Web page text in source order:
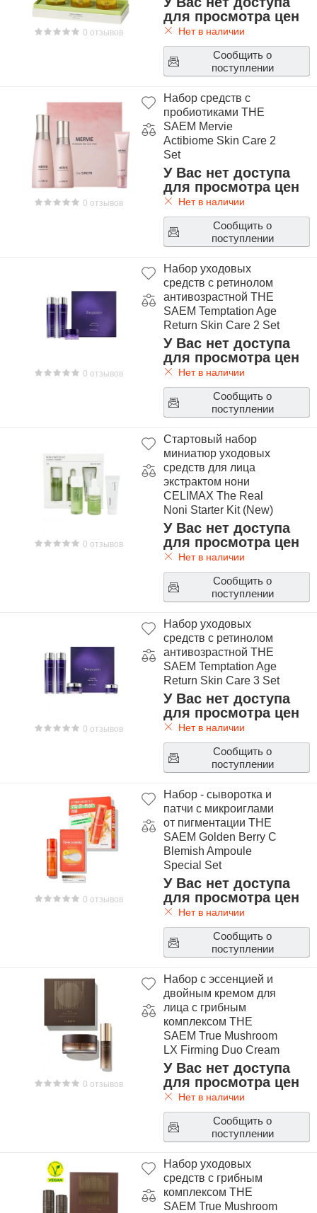
0 отзывов
для просмотра цен
Нет в наличии
Сообщить о
поступлении
0 отзывов
Набор средств с
пробиотиками THE
SAEM Mervie
Actibiome Skin Care 2
Set
У Вас нет доступа
для просмотра цен
Нет в наличии
Сообщить о
поступлении
0 отзывов
Набор уходовых
средств с ретинолом
антивозрастной THE
SAEM Temptation Age
Return Skin Care 2 Set
У Вас нет доступа
для просмотра цен
Нет в наличии
Сообщить о
поступлении
0 отзывов
Стартовый набор
миниатюр уходовых
средств для лица
экстрактом нони
CELIMAX The Real
Noni Starter Kit (New)
У Вас нет доступа
для просмотра цен
Нет в наличии
Сообщить о
поступлении
0 отзывов
Набор уходовых
средств с ретинолом
антивозрастной THE
SAEM Temptation Age
Return Skin Care 3 Set
У Вас нет доступа
для просмотра цен
Нет в наличии
Сообщить о
поступлении
0 отзывов
Набор - сыворотка и
патчи с микроиглами
от пигментации THE
SAEM Golden Berry C
Blemish Ampoule
Special Set
У Вас нет доступа
для просмотра цен
Нет в наличии
Сообщить о
поступлении
0 отзывов
Набор с эссенцией и
двойным кремом для
лица с грибным
комплексом THE
SAEM True Mushroom
LX Firming Duo Cream
Special Set
У Вас нет доступа
для просмотра цен
Нет в наличии
Сообщить о
поступлении
Набор уходовых
средств с грибным
комплексом THE
SAEM True Mushroom